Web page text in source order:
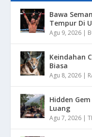
Bawa
Tempur Di
Agu 9, 2026 |
Keindahan
Biasa
Agu 8, 2026 |
Hidden
Luang
Agu 7, 2026 |